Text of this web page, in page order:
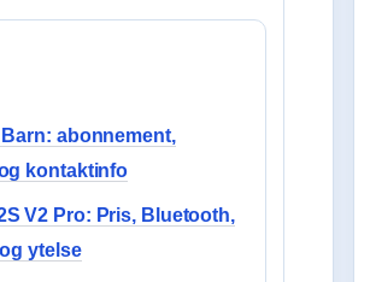
abonnement,
kontaktinfo
V2 Pro: Pris, Bluetooth,
ytelse